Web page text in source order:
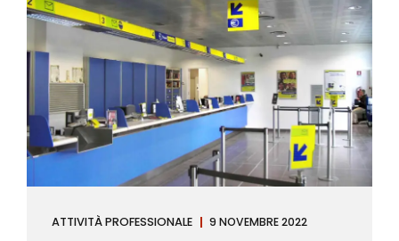
ATTIVITÀ PROFESSIONALE 9 NOVEMBRE 2022